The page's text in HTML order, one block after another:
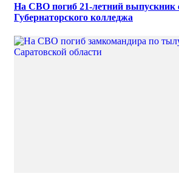
На СВО погиб 21-летний выпускник
Губернаторского колледжа